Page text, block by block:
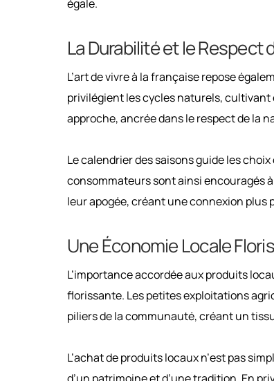
égale.
La Durabilité et le Respect
L’art de vivre à la française repose
privilégient les cycles naturels,
approche, ancrée dans le respect de la
Le calendrier des saisons guide les
consommateurs sont ainsi encouragés
leur apogée, créant une connexion
Une Économie Locale
L’importance accordée aux produits
florissante. Les petites exploitations
piliers de la communauté, créant un
L’achat de produits locaux n’est pas